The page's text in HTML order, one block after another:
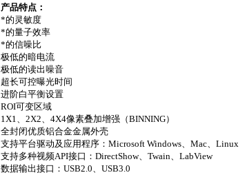
产品特点：
*的灵敏度
*的量子效率
*的信噪比
极低的暗电流
极低的读出噪音
超长可控曝光时间
进阶白平衡设置
ROI可变区域
1X1、2X2、4X4像素叠加增强（BINNING）
全封闭优质铝合金金属外壳
支持平台驱动及应用程序：Microsoft Windows、Mac、Linux
支持多种视频API接口：DirectShow、Twain、LabView
数据输出接口：USB2.0、USB3.0